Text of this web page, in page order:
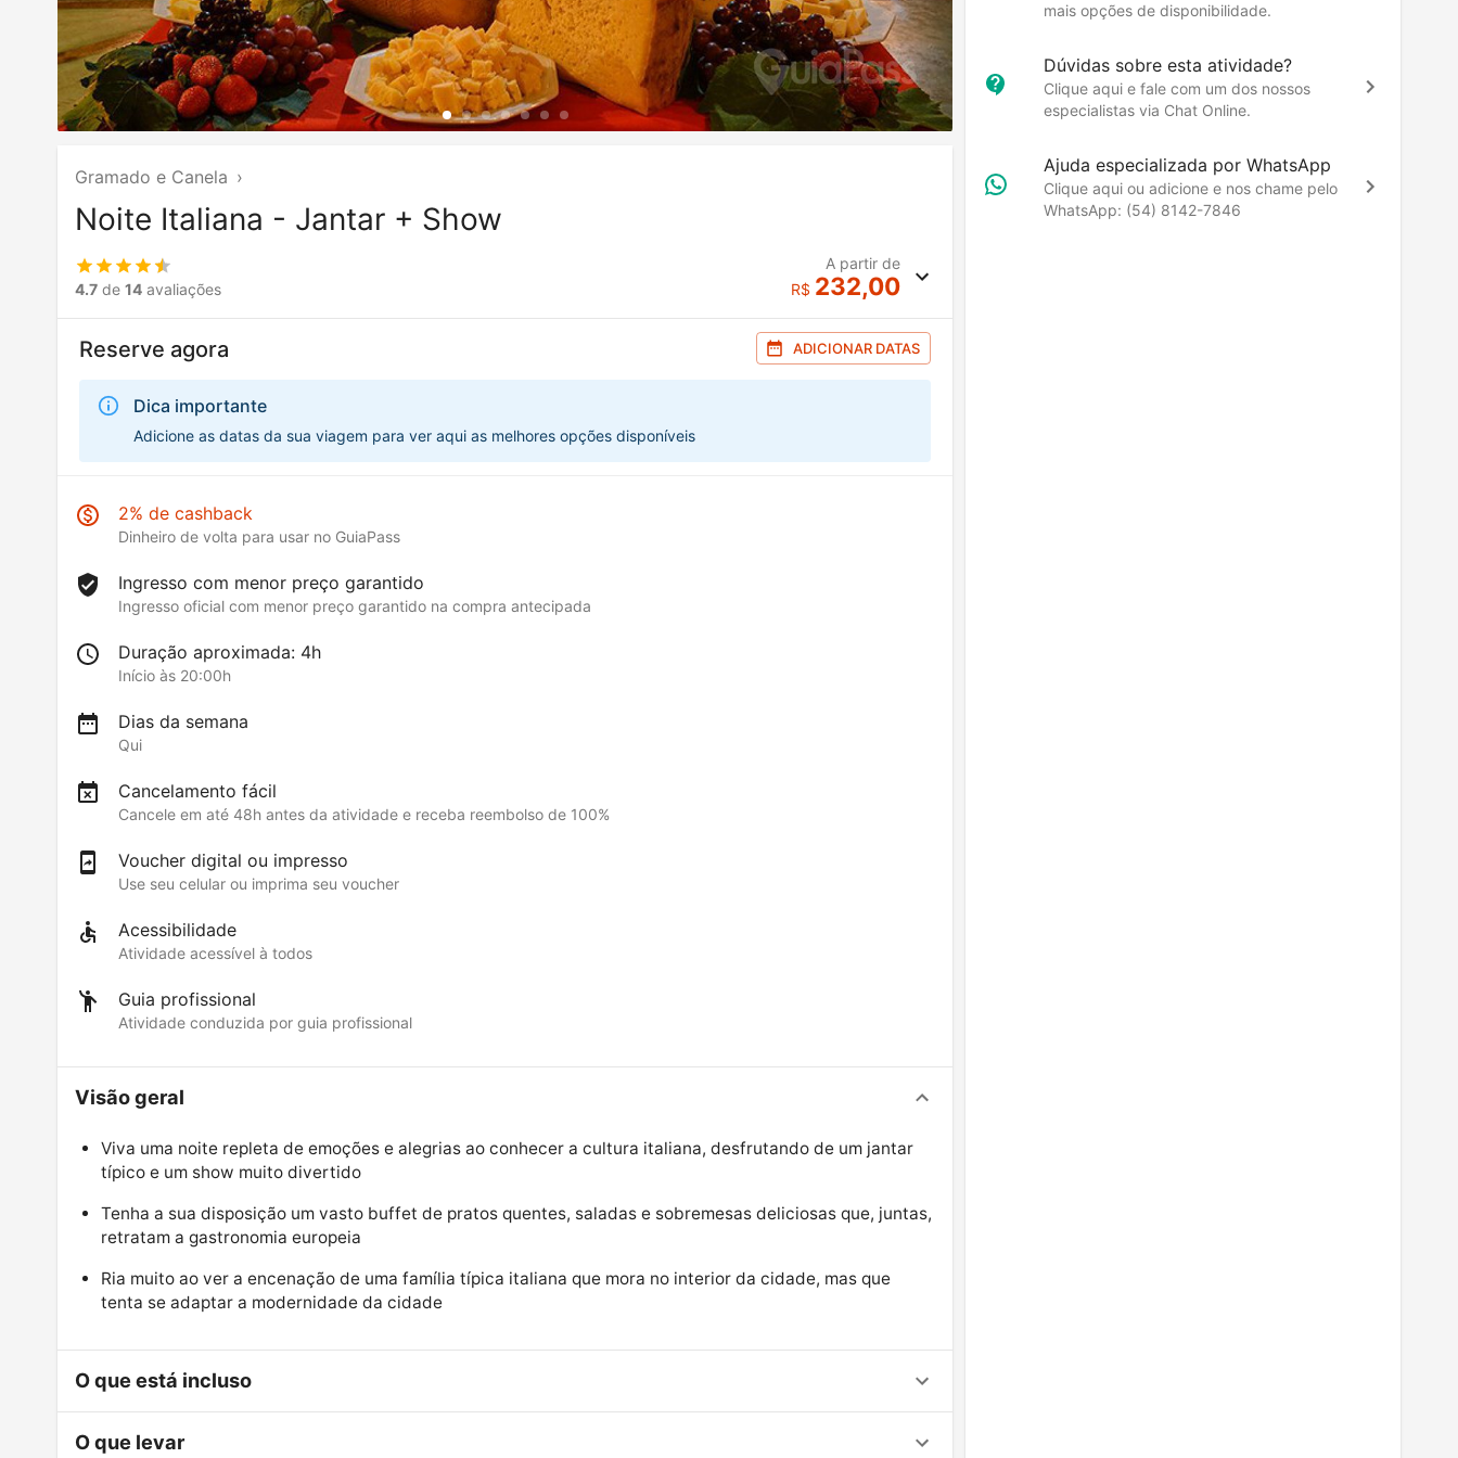
Gramado e Canela ›
Noite Italiana - Jantar + Show
4.7 de 14 avaliações
A partir de
R$ 232,00
Reserve agora ADICIONAR DATAS
Dica importante
Adicione as datas da sua viagem para ver aqui as melhores opções disponíveis
2% de cashback
Dinheiro de volta para usar no GuiaPass
Ingresso com menor preço garantido
Ingresso oficial com menor preço garantido na compra antecipada
Duração aproximada: 4h
Início às 20:00h
Dias da semana
Qui
Cancelamento fácil
Cancele em até 48h antes da atividade e receba reembolso de 100%
Voucher digital ou impresso
Use seu celular ou imprima seu voucher
Acessibilidade
Atividade acessível à todos
Guia profissional
Atividade conduzida por guia profissional
Visão geral
Viva uma noite repleta de emoções e alegrias ao conhecer a cultura italiana, desfrutando de um jantar
típico e um show muito divertido
Tenha a sua disposição um vasto buffet de pratos quentes, saladas e sobremesas deliciosas que, juntas,
retratam a gastronomia europeia
Ria muito ao ver a encenação de uma família típica italiana que mora no interior da cidade, mas que
tenta se adaptar a modernidade da cidade
O que está incluso
O que levar
mais opções de disponibilidade.
Dúvidas sobre esta atividade?
Clique aqui e fale com um dos nossos
especialistas via Chat Online.
Ajuda especializada por WhatsApp
Clique aqui ou adicione e nos chame pelo
WhatsApp: (54) 8142-7846